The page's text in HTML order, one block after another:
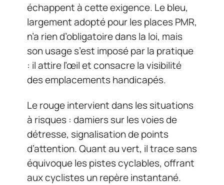
échappent à cette exigence. Le bleu,
largement adopté pour les places PMR,
n’a rien d’obligatoire dans la loi, mais
son usage s’est imposé par la pratique
: il attire l’œil et consacre la visibilité
des emplacements handicapés.
Le rouge intervient dans les situations
à risques : damiers sur les voies de
détresse, signalisation de points
d’attention. Quant au vert, il trace sans
équivoque les pistes cyclables, offrant
aux cyclistes un repère instantané.